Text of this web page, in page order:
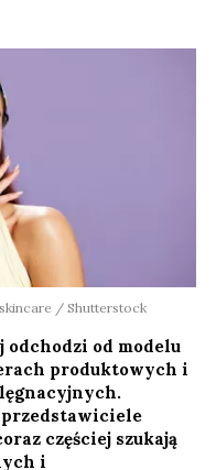
/ Shutterstock
od modelu
produktowych i
przedstawiciele
częściej szukają
i